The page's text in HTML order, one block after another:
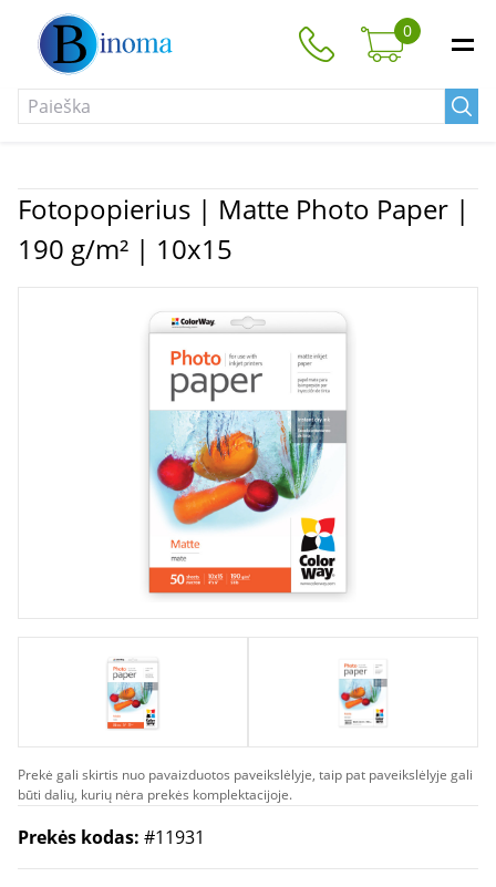
0
Fotopopierius | Matte Photo Paper |
190 g/m² | 10x15
Prekė gali skirtis nuo pavaizduotos paveikslėlyje, taip pat paveikslėlyje gali
būti dalių, kurių nėra prekės komplektacijoje.
Prekės kodas: #11931